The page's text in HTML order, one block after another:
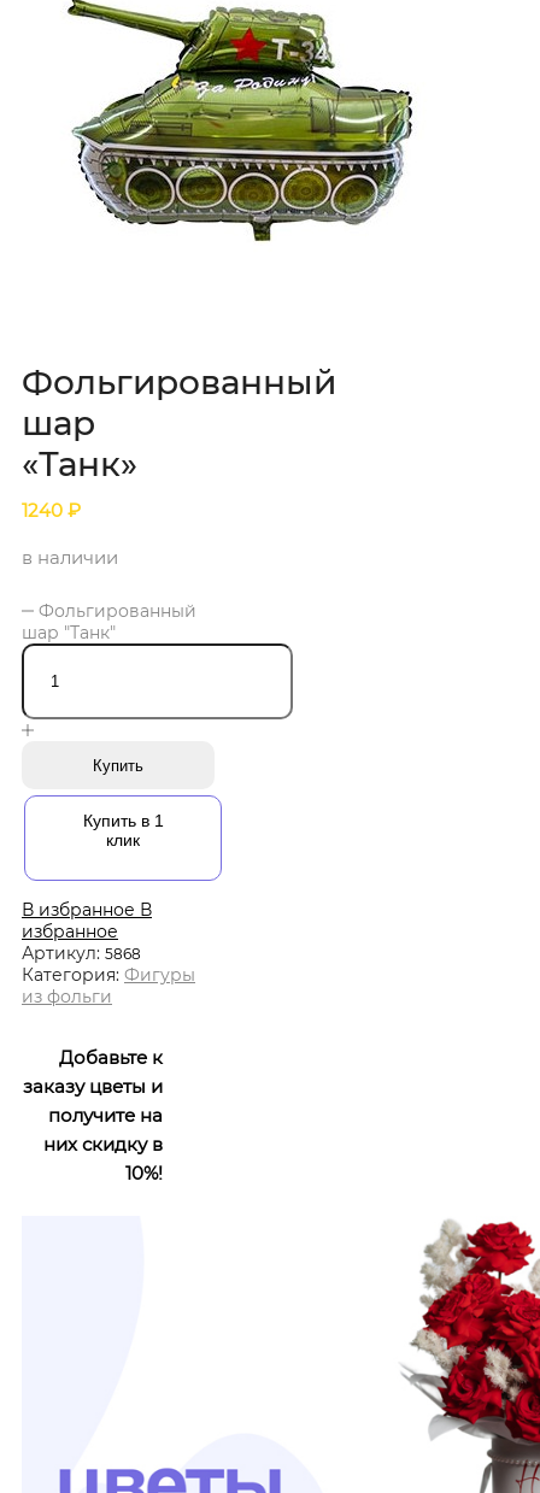
Фольгированный
шар
«Танк»
1240 ₽
в наличии
Фольгированный
шар "Танк"
Купить
Купить в 1
клик
В избранное В
избранное
Артикул: 5868
Категория: Фигуры
из фольги
Добавьте к
заказу цветы и
получите на
них скидку в
10%!